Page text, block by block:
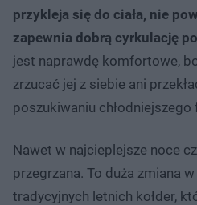
przykleja się do ciała, nie
zapewnia dobrą cyrkulację
jest naprawdę komfortowe,
zrzucać jej z siebie ani
poszukiwaniu chłodniejszego
Nawet w najcieplejsze noce
przegrzana. To duża zmiana
tradycyjnych letnich kołder,